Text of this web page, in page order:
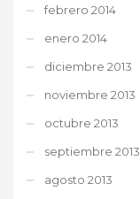
febrero 2014
enero 2014
diciembre 2013
noviembre 2013
octubre 2013
septiembre 2013
agosto 2013